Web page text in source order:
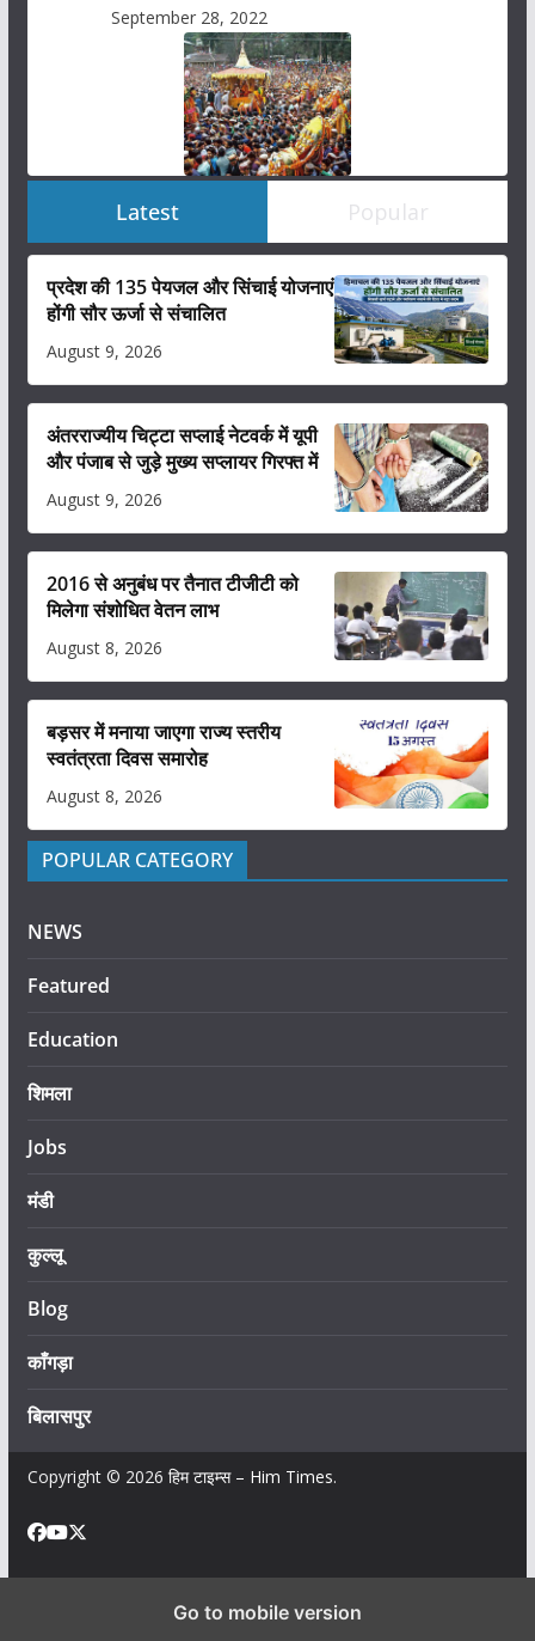
September 28, 2022
Latest Popular
प्रदेश की 135 पेयजल और सिंचाई योजनाएं
होंगी सौर ऊर्जा से संचालित
August 9, 2026
अंतरराज्यीय चिट्टा सप्लाई नेटवर्क में यूपी
और पंजाब से जुड़े मुख्य सप्लायर गिरफ्त में
August 9, 2026
2016 से अनुबंध पर तैनात टीजीटी को
मिलेगा संशोधित वेतन लाभ
August 8, 2026
बड़सर में मनाया जाएगा राज्य स्तरीय
स्वतंत्रता दिवस समारोह
August 8, 2026
POPULAR CATEGORY
NEWS
Featured
Education
शिमला
Jobs
मंडी
कुल्लू
Blog
काँगड़ा
बिलासपुर
Copyright © 2026 हिम टाइम्स – Him Times.
Go to mobile version